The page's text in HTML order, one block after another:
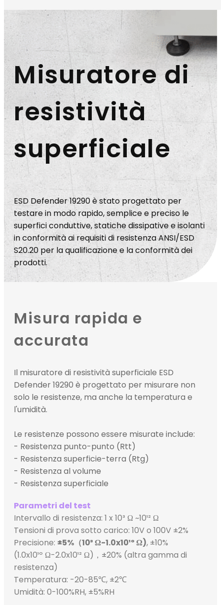
Misuratore di
resistività
superficiale
ESD Defender 19290 è stato progettato per
testare in modo rapido, semplice e preciso le
superfici conduttive, statiche dissipative e isolanti
in conformità ai requisiti di resistenza ANSI/ESD
S20.20 per la qualificazione e la conformità dei
prodotti.
Misura rapida e
accurata
Il misuratore di resistività superficiale ESD
Defender 19290 è progettato per misurare non
solo le resistenze, ma anche la temperatura e
l'umidità.
Le resistenze possono essere misurate include:
- Resistenza punto-punto (Rtt)
- Resistenza superficie-terra (Rtg)
- Resistenza al volume
- Resistenza superficiale
Parametri del test
Intervallo di resistenza: 1 x 10³ Ω ~10¹² Ω
Tensioni di prova sotto carico: 10V o 100V ±2%
Precisione: ±5%（10³Ω-1.0x10¹ºΩ), ±10%
(1.0x10¹º Ω-2.0x10¹² Ω)，±20% (altra gamma di
resistenza)
Temperatura: -20-85℃, ±2℃
Umidità: 0-100%RH, ±5%RH